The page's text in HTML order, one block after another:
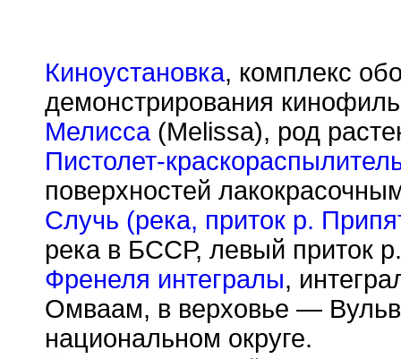
Киноустановка, комплекс
демонстрирования
Мелисса(Melissa), род
Пистолет-
поверхностей
Случь (река, приток р.
река в БССР, левый приток р.
Френеля интегралы,
Омваам, в верховье —
национальном округе.